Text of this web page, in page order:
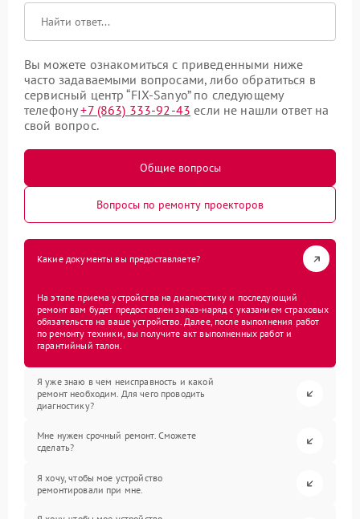
Вы можете ознакомиться с приведенными ниже
часто задаваемыми вопросами, либо обратиться в
сервисный центр “FIX-Sanyo” по следующему
телефону+7 (863) 333-92-43 если не нашли ответ на
свой вопрос.
Общие вопросы
Вопросы по ремонту проекторов
Какие документы вы предоставляете?
На этапе приема устройства на диагностику и последующий
ремонт вам будет предоставлен заказ-наряд с указанием страховых
обязательств на ваше устройство. Далее, после выполнения работ
по ремонту техники, вы получите акт выполненных работ и
гарантийный талон.
Я уже знаю в чем неисправность и какой
ремонт необходим. Для чего проводить
диагностику?
Мне нужен срочный ремонт. Сможете
сделать?
Я хочу, чтобы мое устройство
ремонтировали при мне.